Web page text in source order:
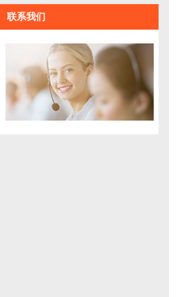
联系我们